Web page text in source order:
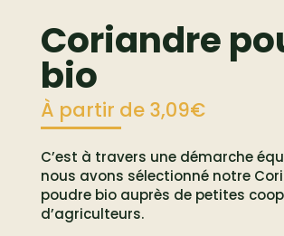
Coriandre
bio
À partir de 3,09€
C’est à travers une démarche
nous avons sélectionné notre
poudre bio auprès de petites
d’agriculteurs.